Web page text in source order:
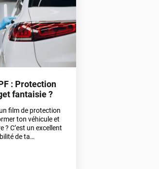
: Protection
fantaisie ?
film de protection
ton véhicule et
? C’est un excellent
de ta